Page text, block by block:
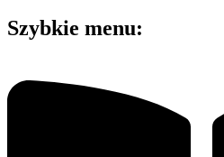
Szybkie menu: